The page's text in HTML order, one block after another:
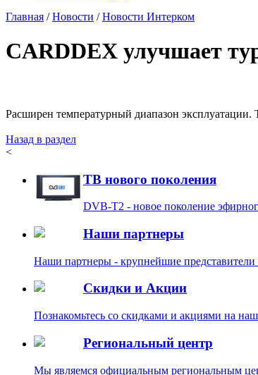
Главная /Новости /Новости Интерком
CARDDEX улучшает
Расширен температурный диапазон эксплуатации.
Назад в раздел
<
ТВ нового поколения
DVB-T2 - новое поколение
Наши партнеры
Наши партнеры - крупнейшие представители
Скидки и Акции
Познакомьтесь со скидками и акциями на
Региональный центр
Мы являемся официальным региональным